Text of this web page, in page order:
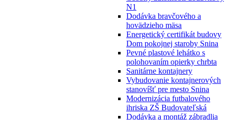
N1
Dodávka bravčového a
hovädzieho mäsa
Energetický certifikát budovy
Dom pokojnej staroby Snina
Pevné plastové lehátko s
polohovaním opierky chrbta
Sanitárne kontajnery
Vybudovanie kontajnerových
stanovíšť pre mesto Snina
Modernizácia futbalového
ihriska ZŠ Budovateľská
Dodávka a montáž zábradlia